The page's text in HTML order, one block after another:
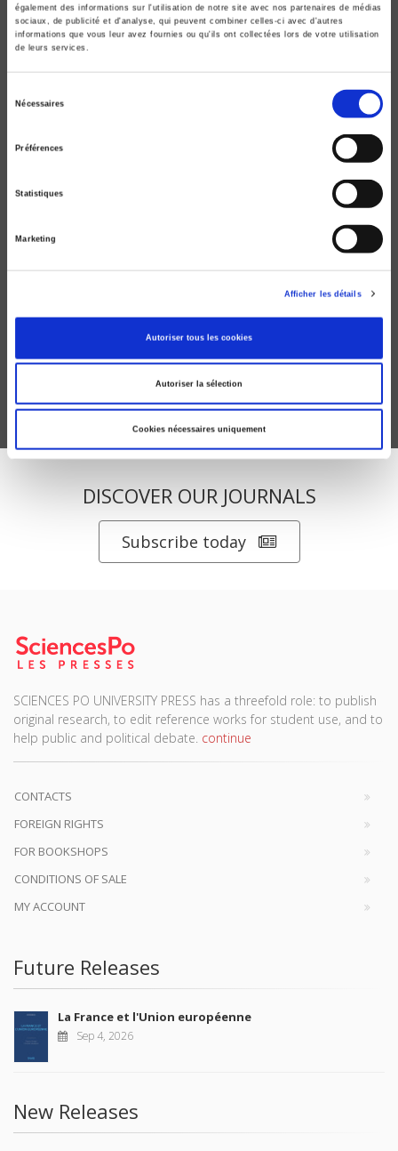
également des informations sur l'utilisation de notre site avec nos partenaires de médias
sociaux, de publicité et d'analyse, qui peuvent combiner celles-ci avec d'autres
informations que vous leur avez fournies ou qu'ils ont collectées lors de votre utilisation
de leurs services.
Nécessaires
Préférences
Statistiques
Marketing
Afficher les détails
Autoriser tous les cookies
Autoriser la sélection
Cookies nécessaires uniquement
Jean-Pierre Gaudin
Jean-Pierre Gaudin
DISCOVER OUR JOURNALS
Subscribe today
SCIENCES PO UNIVERSITY PRESS has a threefold role: to publish
original research, to edit reference works for student use, and to
help public and political debate. continue
CONTACTS
FOREIGN RIGHTS
FOR BOOKSHOPS
CONDITIONS OF SALE
MY ACCOUNT
Future Releases
La France et l'Union européenne
Sep 4, 2026
New Releases